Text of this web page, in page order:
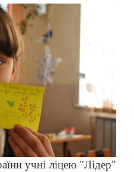
учні ліцею "Лідер"